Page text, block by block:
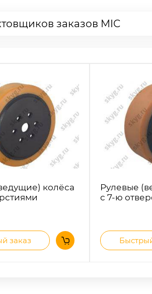
заказов MIC
колёса
заказ
Рулевые
с 7-ю